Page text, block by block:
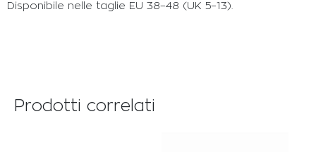
Disponibile nelle taglie EU 38–48 (UK 5–13).
Prodotti correlati